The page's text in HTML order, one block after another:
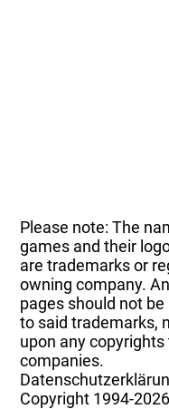
Please note: The
games and their
are trademarks or
owning company.
pages should not
to said trademarks,
upon any
companies.
Copyright 1994-